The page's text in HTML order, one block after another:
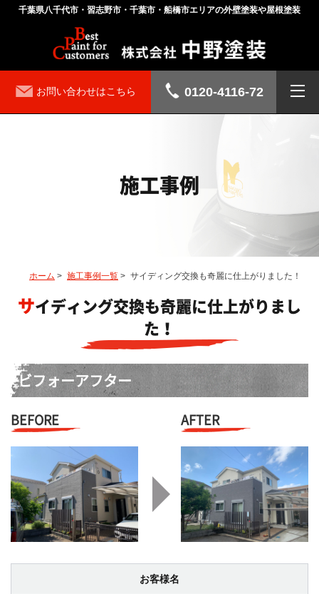
千葉県八千代市・習志野市・千葉市・船橋市エリアの外壁塗装や屋根塗装
お問い合わせはこちら 0120-4116-72
施工事例
ホーム > 施工事例一覧 > サイディング交換も奇麗に仕上がりました！
サイディング交換も奇麗に仕上がりまし
た！
ビフォーアフター
AFTER
BEFORE
お客様名